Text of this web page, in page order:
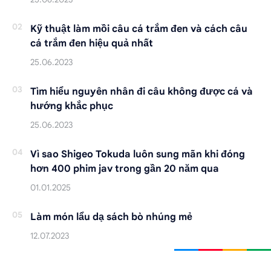
Kỹ thuật làm mồi câu cá trắm đen và cách câu
cá trắm đen hiệu quả nhất
Tìm hiểu nguyên nhân đi câu không được cá và
hướng khắc phục
Vì sao Shigeo Tokuda luôn sung mãn khi đóng
hơn 400 phim jav trong gần 20 năm qua
Làm món lẩu dạ sách bò nhúng mẻ